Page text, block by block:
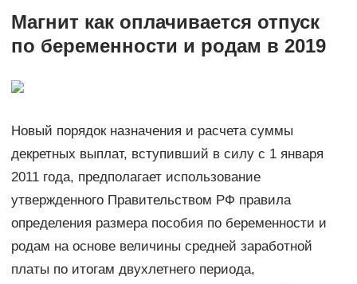
Магнит как оплачивается отпуск
по беременности и родам в 2019
Новый порядок назначения и расчета суммы
декретных выплат, вступивший в силу с 1 января
2011 года, предполагает использование
утвержденного Правительством РФ правила
определения размера пособия по беременности и
родам на основе величины средней заработной
платы по итогам двухлетнего периода,